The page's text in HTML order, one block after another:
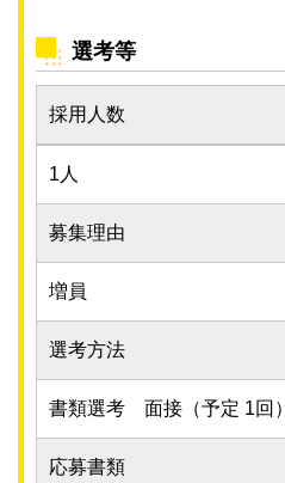
選考等
採用人数
1人
募集理由
増員
選考方法
書類選考 面接（予定 1回）
応募書類